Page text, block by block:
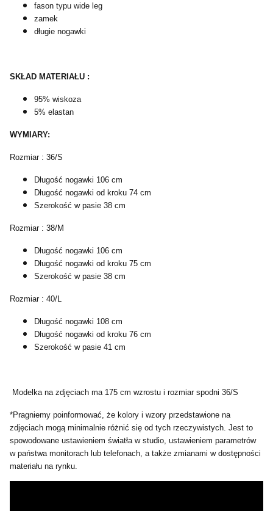
fason typu wide leg
zamek
długie nogawki
SKŁAD MATERIAŁU :
95% wiskoza
5% elastan
WYMIARY:
Rozmiar : 36/S
Długość nogawki 106 cm
Długość nogawki od kroku 74 cm
Szerokość w pasie 38 cm
Rozmiar : 38/M
Długość nogawki 106 cm
Długość nogawki od kroku 75 cm
Szerokość w pasie 38 cm
Rozmiar : 40/L
Długość nogawki 108 cm
Długość nogawki od kroku 76 cm
Szerokość w pasie 41 cm
Modelka na zdjęciach ma 175 cm wzrostu i rozmiar spodni 36/S
*Pragniemy poinformować, że kolory i wzory przedstawione na
zdjęciach mogą minimalnie różnić się od tych rzeczywistych. Jest to
spowodowane ustawieniem światła w studio, ustawieniem parametrów
w państwa monitorach lub telefonach, a także zmianami w dostępności
materiału na rynku.